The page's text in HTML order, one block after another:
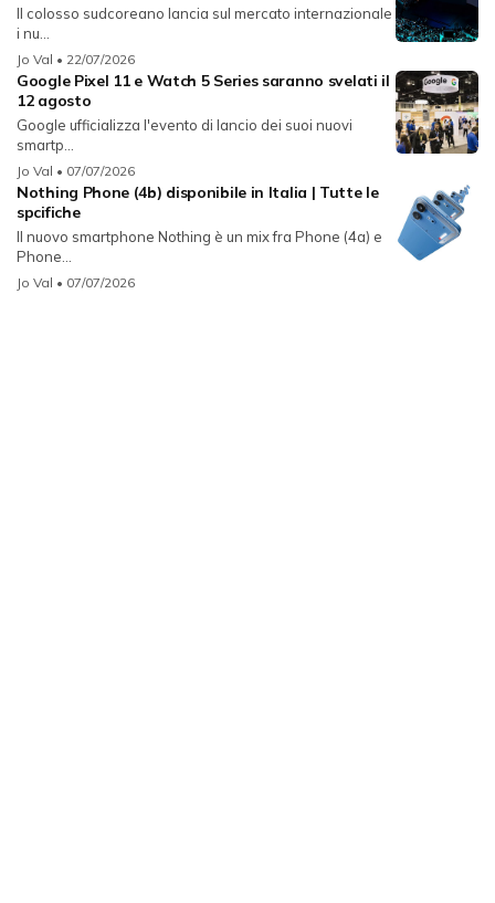
Il colosso sudcoreano lancia sul mercato internazionale
i nu...
Jo Val • 22/07/2026
Google Pixel 11 e Watch 5 Series saranno svelati il
12 agosto
Google ufficializza l'evento di lancio dei suoi nuovi
smartp...
Jo Val • 07/07/2026
Nothing Phone (4b) disponibile in Italia | Tutte le
spcifiche
Il nuovo smartphone Nothing è un mix fra Phone (4a) e
Phone...
Jo Val • 07/07/2026